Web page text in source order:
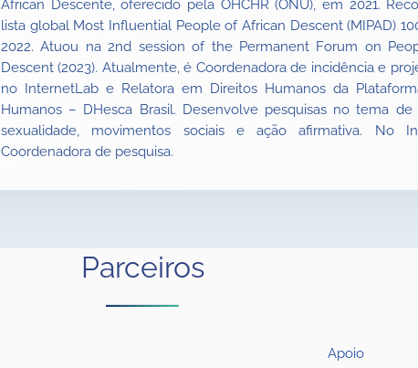
African Descente, oferecido pela OHCHR (ONU), em 2021.
lista global Most Influential People of African Descent (MIPAD)
2022. Atuou na 2nd session of the Permanent Forum on
Descent (2023). Atualmente, é Coordenadora de incidência e
no InternetLab e Relatora em Direitos Humanos da
Humanos – DHesca Brasil. Desenvolve pesquisas no tema de
sexualidade, movimentos sociais e ação afirmativa. No
Coordenadora de pesquisa.
Parceiros
Apoio